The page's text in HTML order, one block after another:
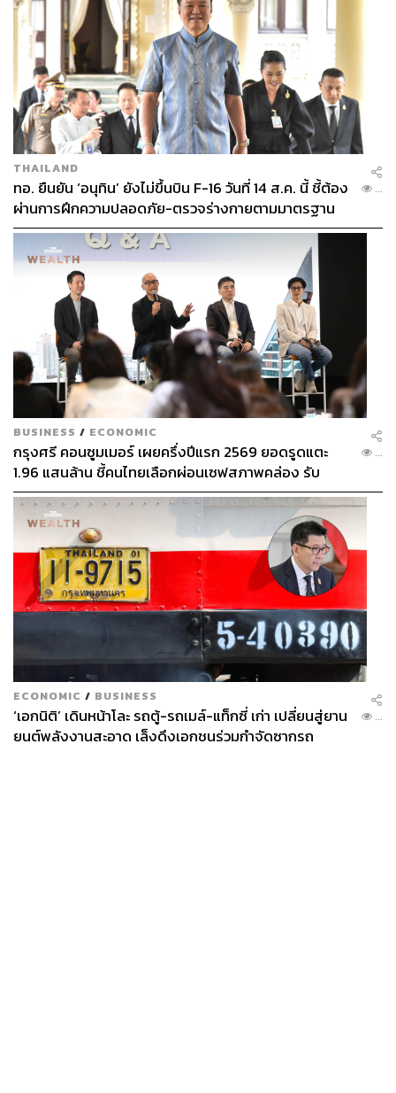
THAILAND
ทอ. ยืนยัน ‘อนุทิน’ ยังไม่ขึ้นบิน F-16 วันที่ 14 ส.ค. นี้ ชี้ต้อง
ผ่านการฝึกความปลอดภัย-ตรวจร่างกายตามมาตรฐาน
ก่อน
...
BUSINESS / ECONOMIC
กรุงศรี คอนซูมเมอร์ เผยครึ่งปีแรก 2569 ยอดรูดแตะ
1.96 แสนล้าน ชี้คนไทยเลือกผ่อนเซฟสภาพคล่อง รับ
เศรษฐกิจผันผวนฉุดผลประกอบการพลาดเป้า
...
ECONOMIC / BUSINESS
‘เอกนิติ’ เดินหน้าโละ รถตู้-รถเมล์-แท็กซี่ เก่า เปลี่ยนสู่ยาน
ยนต์พลังงานสะอาด เล็งดึงเอกชนร่วมกำจัดซากรถ
...